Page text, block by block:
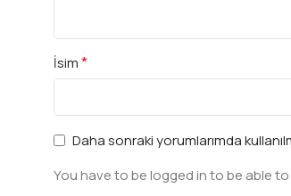
İsim*
Daha sonraki yorumlarımda
You have to be logged in to be able